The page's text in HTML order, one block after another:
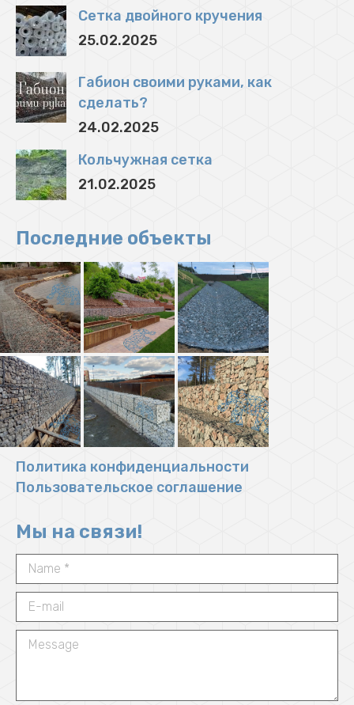
Сетка двойного кручения
25.02.2025
Габион своими руками, как
сделать?
24.02.2025
Кольчужная сетка
21.02.2025
Последние объекты
Политика конфиденциальности
Пользовательское соглашение
Мы на связи!
Name *
E-mail
Message